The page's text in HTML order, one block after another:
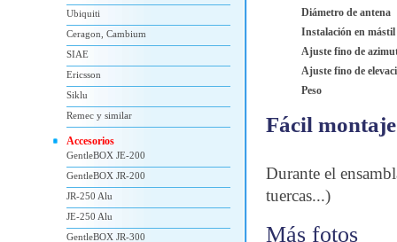
Diámetro de antena
Instalación en mástil
Ajuste fino de
Ajuste fino de
Peso
Fácil
Durante el
tuercas...)
Más fotos
Ubiquiti
Ceragon, Cambium
SIAE
Ericsson
Siklu
Remec y similar
Accesorios
GentleBOX JE-200
GentleBOX JR-200
JR-250 Alu
JE-250 Alu
GentleBOX JR-300